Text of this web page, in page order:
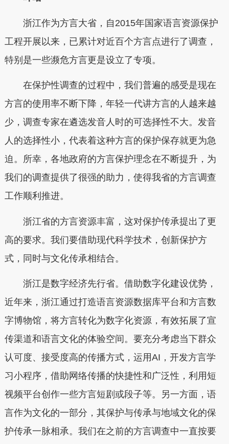
浙江作为方言大省，自2015年国家语言资源保护
工程开展以来，已累计对近百个方言点进行了调查，
特别是一些濒危方言更是设立了专项。
在保护性调查的过程中，我们普遍的感受是现在
方言的使用率不断下降，年轻一代讲方言的人越来越
少，调查专家在遴选发音人时的可选择性不大。发音
人的选择性小，代表着这种方言的保护保存就更为急
迫。所幸，各地政府的方言保护理念在不断提升，为
我们的调查提供了很强的助力，使得我省的方言调查
工作顺利推进。
浙江省的方言资源丰富，这对保护传承提出了更
高的要求。我们要借助现代科学技术，创新保护方
式，同时与文化传承相结合。
浙江是数字经济先行省。借助数字化建设优势，
近年来，浙江通过打造语言资源数据库平台和方言数
字博物馆，将方言转化为数字化资源，有效拓展了宣
传渠道和语言文化的体验空间。要充分考虑当下群众
认可度、接受度高的传播方式，运用AI，开发方言学
习小程序，借助网络传播的快捷性和广泛性，利用短
视频平台创作一些方言短剧或段子等。另一方面，语
言作为文化的一部分，其保护与传承与地域文化的保
护传承一脉相承。我们在之前的方言调查中一直按要